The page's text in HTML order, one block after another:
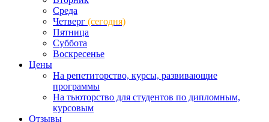
Среда
Четверг (сегодня)
Пятница
Суббота
Воскресенье
Цены
На репетиторство, курсы, развивающие
программы
На тьюторство для студентов по дипломным,
курсовым
Отзывы